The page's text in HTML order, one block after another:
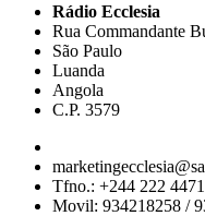
Rádio Ecclesia
Rua Commandante
São Paulo
Luanda
Angola
C.P. 3579
Tfno.: +244 222
Movil: 934218258 /